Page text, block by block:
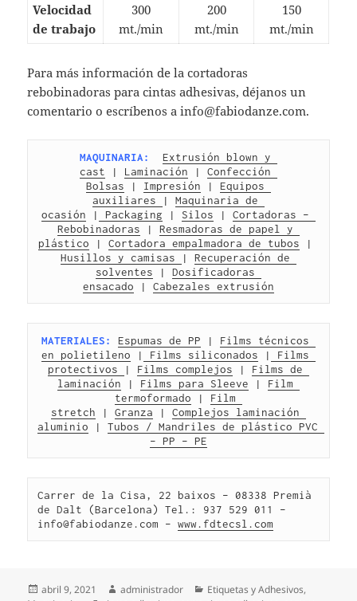
Velocidad
de trabajo
300
mt./min
200
mt./min
150
mt./min
Para más información de la cortadoras
rebobinadoras para cintas adhesivas, déjanos un
comentario o escríbenos a info@fabiodanze.com.
MAQUINARIA:
Extrusión blown y
cast | Laminación | Confección
Bolsas | Impresión | Equipos
auxiliares
| Maquinaria de
ocasión | Packaging | Silos | Cortadoras –
Rebobinadoras | Resmadoras de papel y
plástico | Cortadora empalmadora de tubos
Husillos y camisas
| Recuperación de
solventes | Dosificadoras
ensacado | Cabezales extrusión
MATERIALES: Espumas de PP | Films técnicos
en polietileno | Films siliconados |
Films
protectivos
| Films complejos | Films de
laminación | Films para Sleeve | Film
termoformado | Film
stretch | Granza | Complejos laminación
aluminio | Tubos / Mandriles de plástico PVC
– PP – PE
Carrer de la Cisa, 22 baixos – 08338 Premià
de Dalt (Barcelona) Tel.: 937 529 011 –
info@fabiodanze.com – www.fdtecsl.com
Publicado
abril 9, 2021 Autor
administrador Categorías
Etiquetas y Adhesivos,